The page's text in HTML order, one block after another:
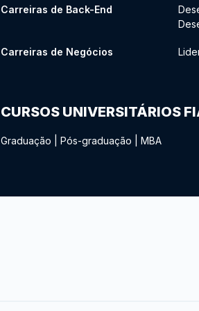
Carreiras de Back-End
Carreiras de Negócios
CURSOS UNIVERSITÁRIOS
Graduação Pós-graduação MBA